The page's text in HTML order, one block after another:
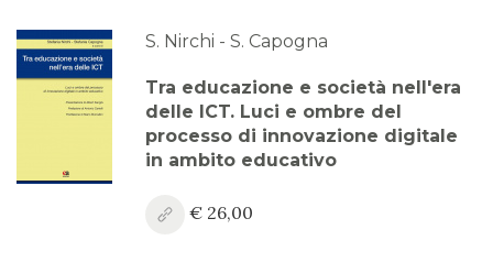
S. Nirchi - S. Capogna
Tra educazione e società nell'era
delle ICT. Luci e ombre del
processo di innovazione digitale
in ambito educativo
€ 26,00